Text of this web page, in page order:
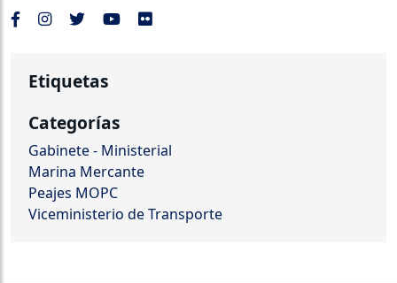
Etiquetas
Categorías
Gabinete - Ministerial
Marina Mercante
Peajes MOPC
Viceministerio de Transporte